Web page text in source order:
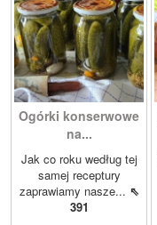
Ogórki konserwowe
na...
Jak co roku według tej
samej receptury
zaprawiamy nasze... ⇖
391